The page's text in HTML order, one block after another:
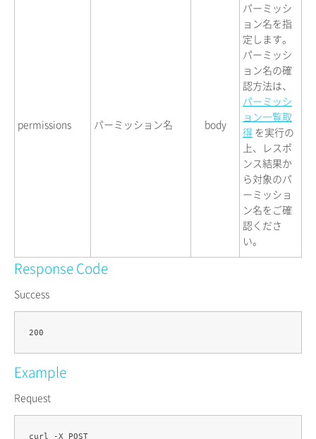
permissions パーミッション名 body
パーミッシ
ョン名を指
定します。
パーミッシ
ョン名の確
認方法は、
パーミッシ
ョン一覧取
得 を実行の
上、レスポ
ンス結果か
ら対象のパ
ーミッショ
ン名をご確
認くださ
い。
Response Code
Success
Example
Request
curl -X POST